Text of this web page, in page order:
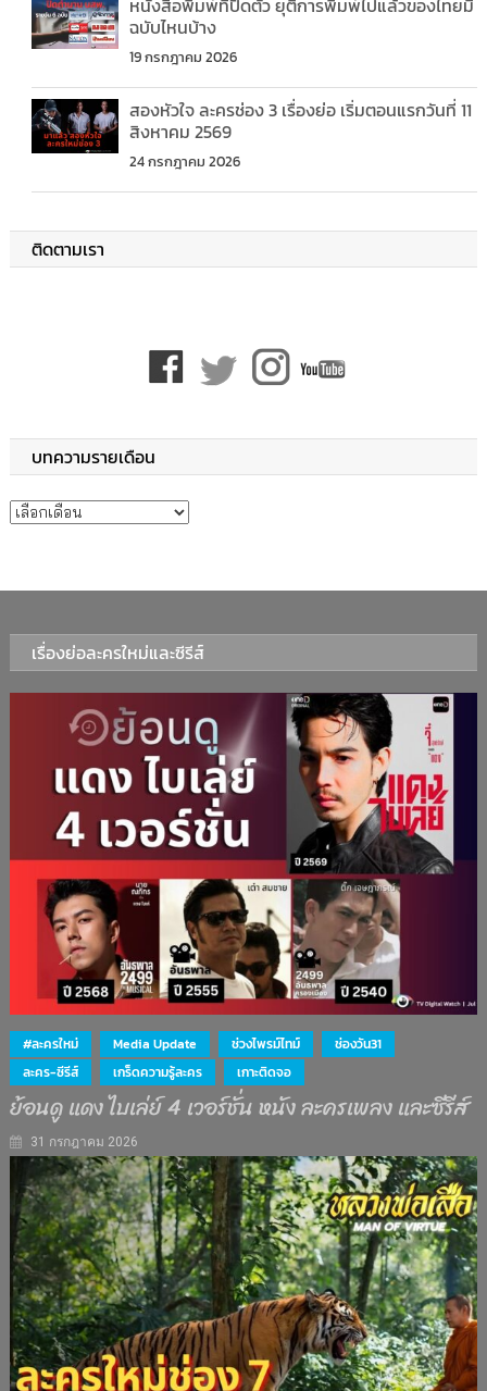
หนังสือพิมพ์ที่ปิดตัว ยุติการพิมพ์ไปแล้วของไทยมี
ฉบับไหนบ้าง
19 กรกฎาคม 2026
สองหัวใจ ละครช่อง 3 เรื่องย่อ เริ่มตอนแรกวันที่ 11
สิงหาคม 2569
24 กรกฎาคม 2026
ติดตามเรา
บทความรายเดือน
บทความรายเดือน
เรื่องย่อละครใหม่และซีรีส์
#ละครใหม่ Media Update ช่วงไพรม์ไทม์
ช่องวัน31
ละคร-ซีรีส์
เกร็ดความรู้ละคร เกาะติดจอ
ย้อนดู แดง ไบเล่ย์ 4 เวอร์ชั่น หนัง ละครเพลง และซีรีส์
31 กรกฎาคม 2026